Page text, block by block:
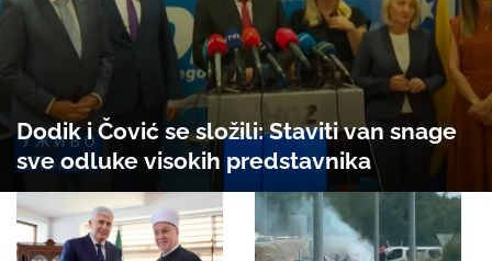
Dodik i Čović se složili: Staviti van snage
sve odluke visokih predstavnika